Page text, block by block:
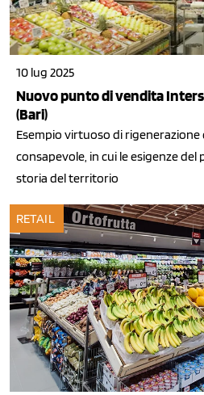
10 lug 2025
Nuovo punto di vendita
(Bari)
Esempio virtuoso di rigenerazione
consapevole, in cui le esigenze
storia del territorio
RETAIL